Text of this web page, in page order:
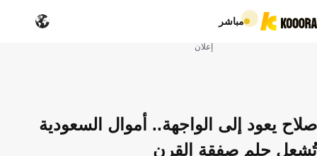
مباشر
إعلان
صلاح يعود إلى الواجهة.. أموال السعودية
تُشعل حلم صفقة القرن